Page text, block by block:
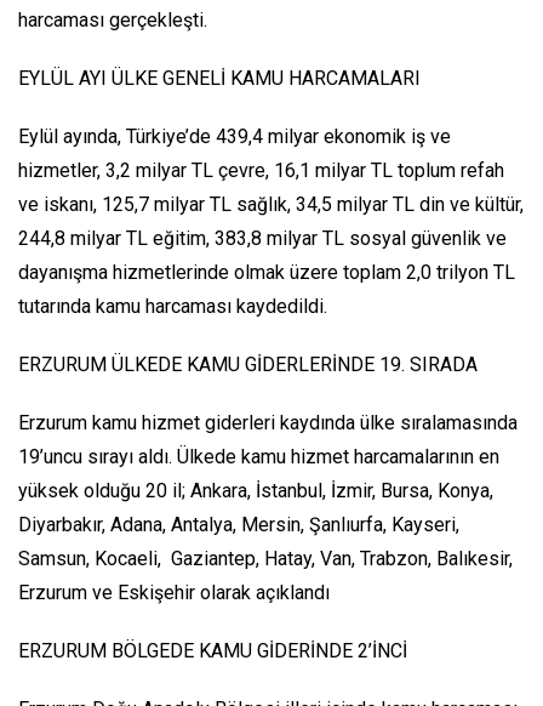
harcaması gerçekleşti.
EYLÜL AYI ÜLKE GENELİ KAMU HARCAMALARI
Eylül ayında, Türkiye’de 439,4 milyar ekonomik iş ve
hizmetler, 3,2 milyar TL çevre, 16,1 milyar TL toplum refah
ve iskanı, 125,7 milyar TL sağlık, 34,5 milyar TL din ve kültür,
244,8 milyar TL eğitim, 383,8 milyar TL sosyal güvenlik ve
dayanışma hizmetlerinde olmak üzere toplam 2,0 trilyon TL
tutarında kamu harcaması kaydedildi.
ERZURUM ÜLKEDE KAMU GİDERLERİNDE 19. SIRADA
Erzurum kamu hizmet giderleri kaydında ülke sıralamasında
19’uncu sırayı aldı. Ülkede kamu hizmet harcamalarının en
yüksek olduğu 20 il; Ankara, İstanbul, İzmir, Bursa, Konya,
Diyarbakır, Adana, Antalya, Mersin, Şanlıurfa, Kayseri,
Samsun, Kocaeli, Gaziantep, Hatay, Van, Trabzon, Balıkesir,
Erzurum ve Eskişehir olarak açıklandı
ERZURUM BÖLGEDE KAMU GİDERİNDE 2’İNCİ